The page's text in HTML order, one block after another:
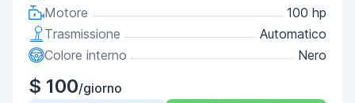
Motore
100 hp
Trasmissione
Automatico
Colore interno
Nero
$ 100/giorno